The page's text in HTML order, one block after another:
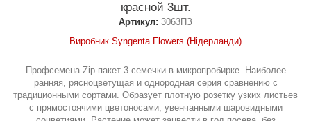
красной 3шт.
Артикул: 3063ПЗ
Виробник Syngenta Flowers (Нідерланди)
Профсемена Zip-пакет 3 семечки в микропробирке. Наиболее
ранняя, рясноцветущая и однородная серия сравнению с
традиционными сортами. Образует плотную розетку узких листьев
с прямостоячими цветоносами, увенчанными шаровидными